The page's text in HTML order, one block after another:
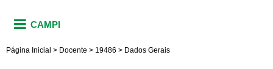
CAMPI
Página Inicial > Docente > 19486 > Dados Gerais